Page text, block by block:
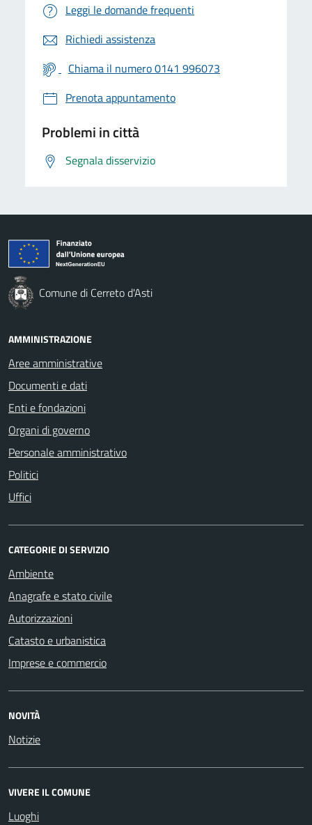
Leggi le domande frequenti
Richiedi assistenza
Chiama il numero 0141 996073
Prenota appuntamento
Problemi in città
Segnala disservizio
Comune di Cerreto d'Asti
AMMINISTRAZIONE
Aree amministrative
Documenti e dati
Enti e fondazioni
Organi di governo
Personale amministrativo
Politici
Uffici
CATEGORIE DI SERVIZIO
Ambiente
Anagrafe e stato civile
Autorizzazioni
Catasto e urbanistica
Imprese e commercio
NOVITÀ
Notizie
VIVERE IL COMUNE
Luoghi